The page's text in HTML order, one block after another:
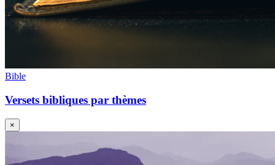
Bible
Versets bibliques par thèmes
×